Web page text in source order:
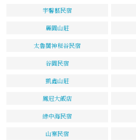
宇馨藝民宿
麗園山莊
太魯閣神秘谷民宿
谷園民宿
凱鑫山莊
鳳冠大飯店
綠中海民宿
山寨民宿